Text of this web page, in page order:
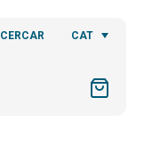
CERCAR CAT